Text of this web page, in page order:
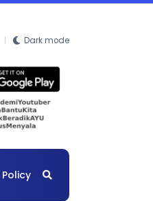
Dark mode